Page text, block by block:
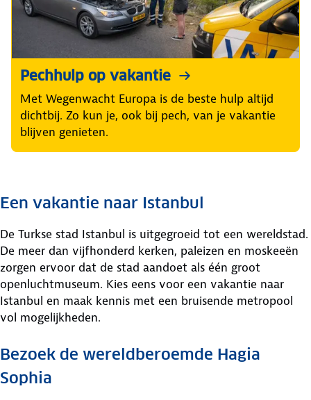
Pechhulp op vakantie
Met Wegenwacht Europa is de beste hulp altijd
dichtbij. Zo kun je, ook bij pech, van je vakantie
blijven genieten.
Een vakantie naar Istanbul
De Turkse stad Istanbul is uitgegroeid tot een wereldstad.
De meer dan vijfhonderd kerken, paleizen en moskeeën
zorgen ervoor dat de stad aandoet als één groot
openluchtmuseum. Kies eens voor een vakantie naar
Istanbul en maak kennis met een bruisende metropool
vol mogelijkheden.
Bezoek de wereldberoemde Hagia
Sophia